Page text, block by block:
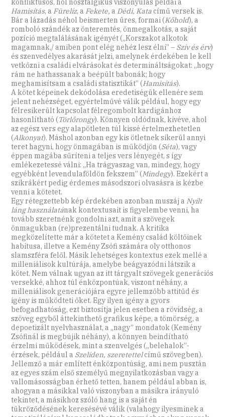
konfliktusos, hol nosztalgikus viszonyulás példái a
Hamisítás, a Fürelíz, a Fekete,a Dédi, Katacímű versek is.
Bár a lázadás néhol beismerten üres, formai (Kőhold), a
romboló szándék az önteremtés, önmegalkotás, a saját
pozíció megtalálásának igényét („Korszakot alkotok
magamnak,/ amiben pont elég nehéz lesz élni” – Szív és érv)
és szenvedélyes akarását jelzi, amelynek érdekében le kell
vetkőzni a családi elvárásokat és determináltságokat: „hogy
rám ne hathassanak a beépült babonák; hogy
meghamisítsam a családi statisztikát” (Hamisítás).
A kötet képeinek dekódolása eredetiségük ellenére sem
jelent nehézséget, egyértelművé válik például, hogy egy
félresikerült kapcsolat félregombolt kardigánhoz
hasonlítható (Törlőrongy). Könnyen oldódnak, kivéve, ahol
az egész vers egy alapötleten túl kissé értelmezhetetlen
(Alkonyat). Máshol azonban egy kis ötletnek sikerül annyi
teret hagyni, hogy önmagában is működjön (Séta), vagy
éppen magába sűríteni a teljes vers lényegét, s így
emlékezetessé válni: „Ha trágyaszag van, mindegy, hogy
egyébként levendulaföldön fekszem” (Mindegy). Ezekért a
szikrákért pedig érdemes másodszori olvasásra is kézbe
venni a kötetet.
Egy rétegzettebb kép érdekében azonban muszáj a Nyílt
láng használatának kontextusait is figyelembe venni, ha
tovább szeretnénk gondolni azt, amit a szövegek
önmagukban (re)prezentálni tudnak. A kritika
megközelítette már a kötetet a Kemény család költőinek
habitusa, illetve a Kemény Zsófi számára oly otthonos
slamszféra felől. Másik lehetséges kontextus ezek mellé a
milleniálisok kultúrája, amelybe beágyazódni látszik a
kötet. Nem válnak ugyan az itt tárgyalt szövegek generációs
versekké, ahhoz túl énközpontúak, viszont néhány, a
milleniálisok generációjára egyre jellemzőbb attitűd és
igény is működteti őket. Egy ilyen igény a gyors
befogadhatóság, ezt biztosítja jelen esetben a rövidség, a
szöveg egyből áttekinthető grafikus képe, a tömörség, a
depoetizált nyelvhasználat, a „nagy” mondatok (Kemény
Zsófinál is megbújik néhány), a könnyen beindítható
érzelmi működések, mint a szenvelgés („belehalok”-
érzések, például a Szelíden, szeretettelcímű szövegben).
Jellemző a már említett énközpontúság, ami nem pusztán
az egyes szám első személyű megnyilatkozásban vagy a
vallomásosságban érhető tetten, hanem például abban is,
ahogyan a másikkal való viszonyban a másikra irányuló
tekintet, a másikhoz szóló hang is a saját én
tükröződésének keresésévé válik (valahogy ilyesminek a